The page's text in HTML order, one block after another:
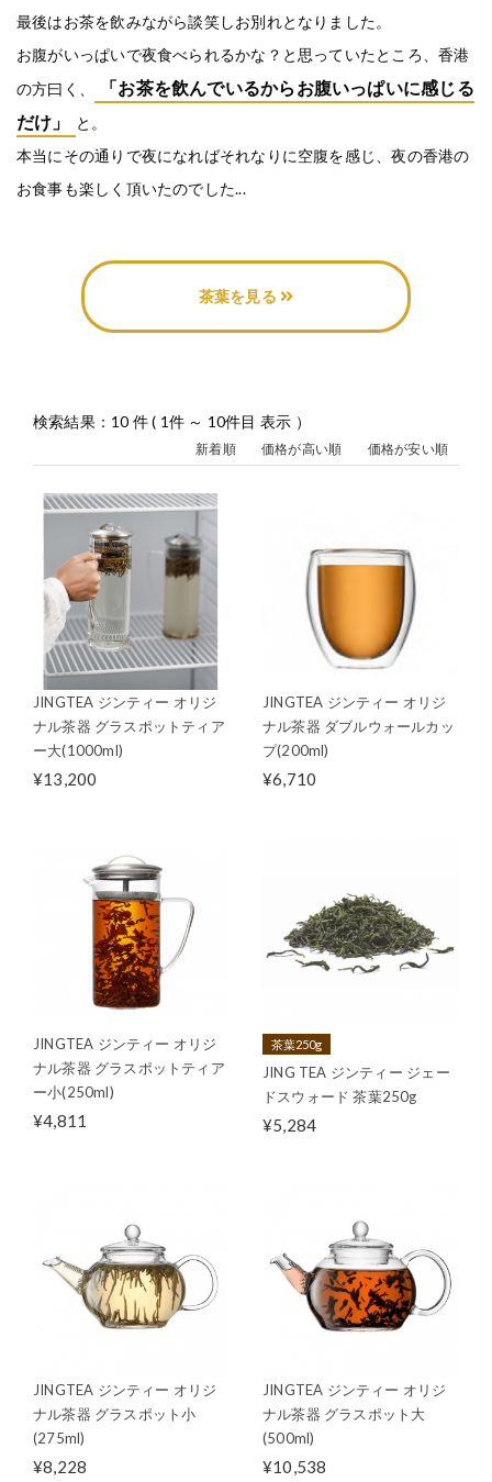
最後はお茶を飲みながら談笑しお別れとなりました。
お腹がいっぱいで夜食べられるかな？と思っていたところ、香港
の方曰く、
「お茶を飲んでいるからお腹いっぱいに感じる
だけ」
と。
本当にその通りで夜になればそれなりに空腹を感じ、夜の香港の
お食事も楽しく頂いたのでした...
茶葉を見る
検索結果：10 件 ( 1件 ～ 10件目 表示 ）
新着順 価格が高い順 価格が安い順
JINGTEA ジンティー オリジ
ナル茶器 グラスポットティア
ー大(1000ml)
¥13,200
JINGTEA ジンティー オリジ
ナル茶器 ダブルウォールカッ
プ(200ml)
¥6,710
JINGTEA ジンティー オリジ
ナル茶器 グラスポットティア
ー小(250ml)
¥4,811
茶葉250g
JING TEA ジンティー ジェー
ドスウォード 茶葉250g
¥5,284
JINGTEA ジンティー オリジ
ナル茶器 グラスポット小
(275ml)
¥8,228
JINGTEA ジンティー オリジ
ナル茶器 グラスポット大
(500ml)
¥10,538